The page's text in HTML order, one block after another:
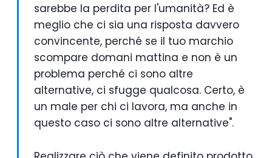
sarebbe la perdita per l'umanità? Ed è
meglio che ci sia una risposta davvero
convincente, perché se il tuo marchio
scompare domani mattina e non è un
problema perché ci sono altre
alternative, ci sfugge qualcosa. Certo, è
un male per chi ci lavora, ma anche in
questo caso ci sono altre alternative".